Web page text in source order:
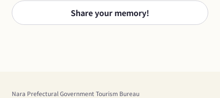
Share your memory!
Nara Prefectural Government Tourism Bureau